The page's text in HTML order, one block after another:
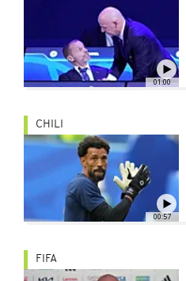
01:00
00:57
CHILI
FIFA